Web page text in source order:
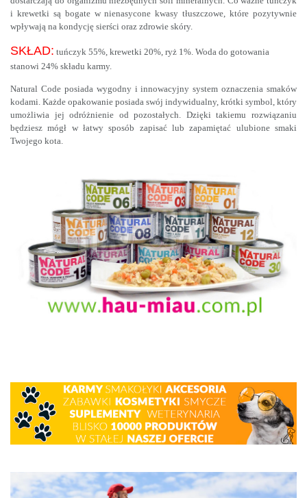
i krewetki są bogate w nienasycone kwasy tłuszczowe, które pozytywnie
wpływają na kondycję sierści oraz zdrowie skóry.
SKŁAD: tuńczyk 55%, krewetki 20%, ryż 1%. Woda do gotowania
stanowi 24% składu karmy.
Natural Code posiada wygodny i innowacyjny system oznaczenia smaków
kodami. Każde opakowanie posiada swój indywidualny, krótki symbol, który
umożliwia jej odróżnienie od pozostałych. Dzięki takiemu rozwiązaniu
będziesz mógł w łatwy sposób zapisać lub zapamiętać ulubione smaki
Twojego kota.